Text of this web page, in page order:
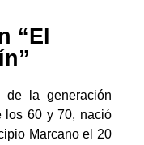
“El
la generación
los 60 y 70, nació
Marcano el 20